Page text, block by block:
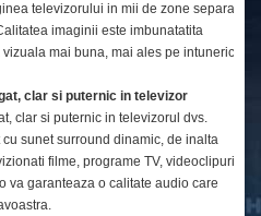
televizorului in mii de zone separate
imaginii este imbunatatita
mai buna, mai ales pe intuneric.
clar si puternic in televizor
clar si puternic in televizorul dvs.
sunet surround dinamic, de inalta
filme, programe TV, videoclipuri
va garanteaza o calitate audio care